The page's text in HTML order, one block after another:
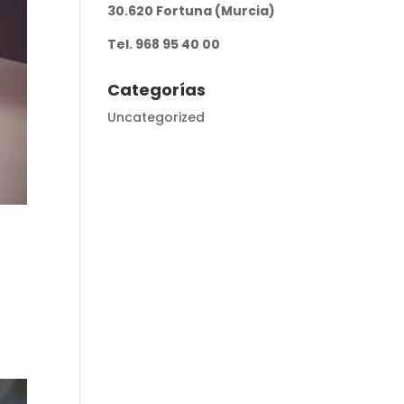
30.620 Fortuna (Murcia)
Tel. 968 95 40 00
Categorías
Uncategorized